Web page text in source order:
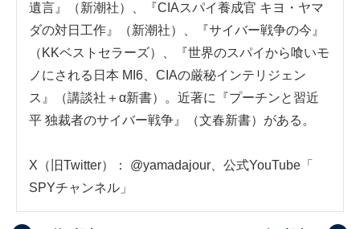
遺言』（新潮社）、『CIAスパイ養成官 キヨ・ヤマ
ダの対日工作』（新潮社）、『サイバー戦争の今』
（KKベストセラーズ）、『世界のスパイから喰いモ
ノにされる日本 MI6、CIAの厳秘インテリジェン
ス』（講談社＋α新書）。近著に『プーチンと習近
平 独裁者のサイバー戦争』（文春新書）がある。
X（旧Twitter）： @yamadajour 、公式YouTube「
SPYチャンネル 」